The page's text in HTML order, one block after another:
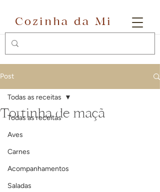
Cozinha da Mi
Post
Todas as receitas
Aves
Carnes
Acompanhamentos
Saladas
Todas as receitas
Tortinha de maçã